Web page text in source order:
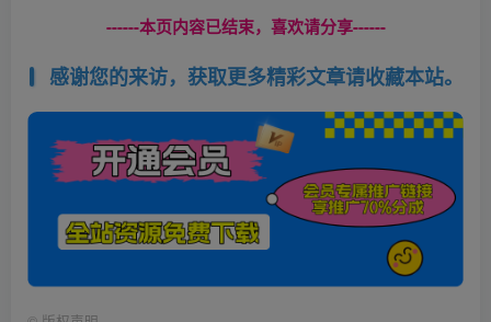
------本页内容已结束，喜欢请分享------
感谢您的来访，获取更多精彩文章请收藏本站。